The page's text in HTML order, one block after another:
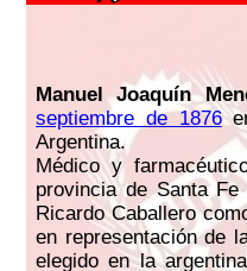
Manuel Joaquín
septiembre de 1876
Argentina.
Médico y
provincia de Santa
Ricardo Caballero
en representación de
elegido en la